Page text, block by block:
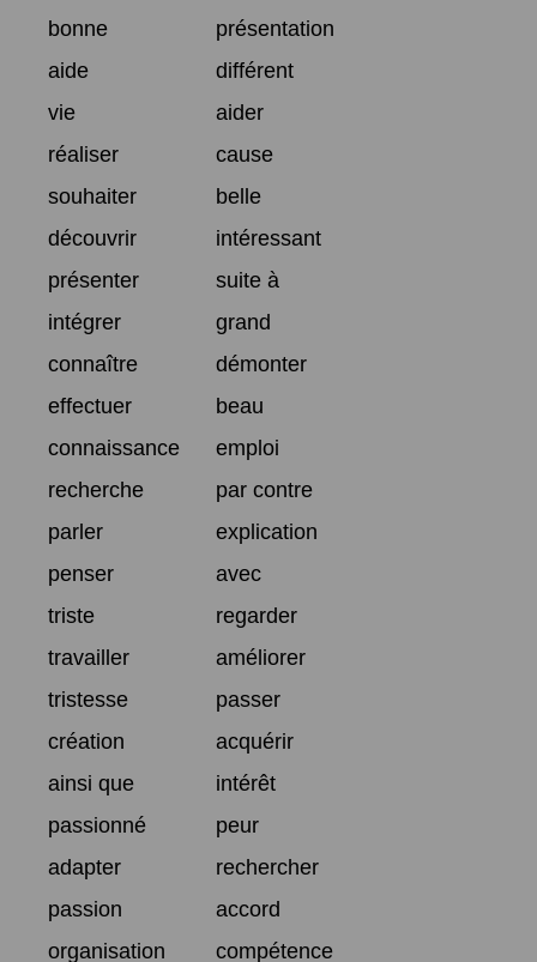
bonne
présentation
aide
différent
vie
aider
réaliser
cause
souhaiter
belle
découvrir
intéressant
présenter
suite à
intégrer
grand
connaître
démonter
effectuer
beau
connaissance
emploi
recherche
par contre
parler
explication
penser
avec
triste
regarder
travailler
améliorer
tristesse
passer
création
acquérir
ainsi que
intérêt
passionné
peur
adapter
rechercher
passion
accord
organisation
compétence